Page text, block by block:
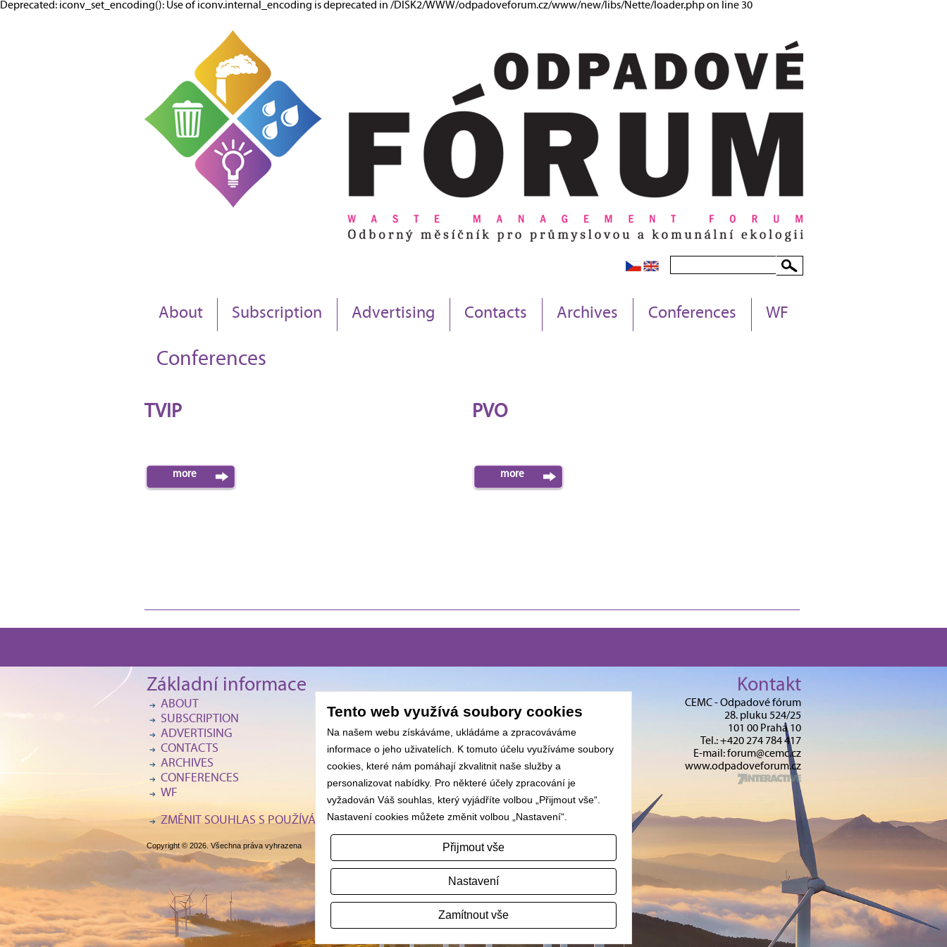
Deprecated: iconv_set_encoding(): Use of iconv.internal_encoding is deprecated in /DISK2/WWW/odpadoveforum.cz/www/new/libs/Nette/loader.php on line 30
About Subscription Advertising Contacts Archives Conferences WF
Conferences
TVIP
more
PVO
more
Základní informace
ABOUT
SUBSCRIPTION
ADVERTISING
CONTACTS
ARCHIVES
CONFERENCES
WF
ZMĚNIT SOUHLAS S POUŽÍVÁNÍM COOKIES
Copyright © 2026. Všechna práva vyhrazena
Kontakt
CEMC - Odpadové fórum
28. pluku 524/25
101 00 Praha 10
Tel.: +420 274 784 417
E-mail: forum@cemc.cz
www.odpadoveforum.cz
Tento web využívá soubory cookies
Na našem webu získáváme, ukládáme a zpracováváme
informace o jeho uživatelích. K tomuto účelu využíváme soubory
cookies, které nám pomáhají zkvalitnit naše služby a
personalizovat nabídky. Pro některé účely zpracování je
vyžadován Váš souhlas, který vyjádříte volbou „Přijmout vše“.
Nastavení cookies můžete změnit volbou „Nastavení“.
Přijmout vše
Nastavení
Zamítnout vše